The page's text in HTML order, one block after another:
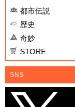
都市伝説
歴史
奇妙
STORE
SNS